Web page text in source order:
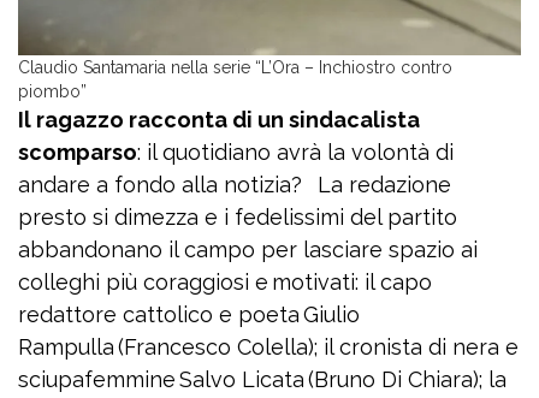
Claudio Santamaria nella serie “L’Ora – Inchiostro contro
piombo”
Il ragazzo racconta di un sindacalista
scomparso: il quotidiano avrà la volontà di
andare a fondo alla notizia? La redazione
presto si dimezza e i fedelissimi del partito
abbandonano il campo per lasciare spazio ai
colleghi più coraggiosi e motivati: il capo
redattore cattolico e poeta Giulio
Rampulla (Francesco Colella); il cronista di nera e
sciupafemmine Salvo Licata (Bruno Di Chiara); la